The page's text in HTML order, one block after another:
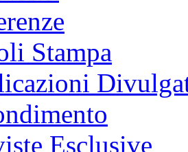
Stampa
Esclusive